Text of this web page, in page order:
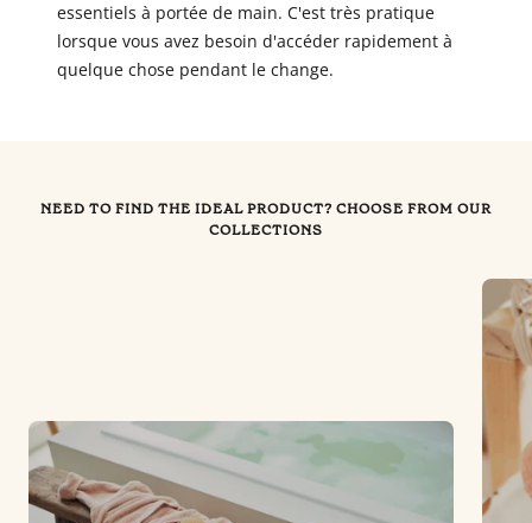
essentiels à portée de main. C'est très pratique
lorsque vous avez besoin d'accéder rapidement à
quelque chose pendant le change.
NEED TO FIND THE IDEAL PRODUCT? CHOOSE FROM OUR
COLLECTIONS